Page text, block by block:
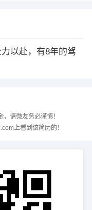
以赴，有8年的驾
请微友务必谨慎！
上看到该简历的！